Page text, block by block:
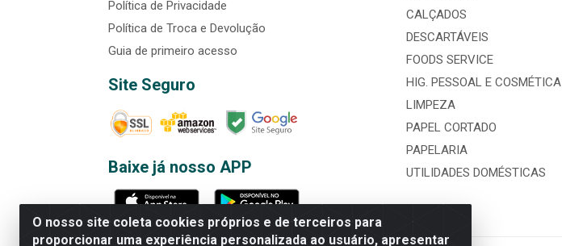
O nosso site coleta cookies próprios e de terceiros para
proporcionar uma experiência personalizada ao usuário, apresentar
Política de Privacidade
Política de Troca e Devolução
Guia de primeiro acesso
Site Seguro
Baixe já nosso APP
CALÇADOS
DESCARTÁVEIS
FOODS SERVICE
HIG. PESSOAL E COSMÉTICA
LIMPEZA
PAPEL CORTADO
PAPELARIA
UTILIDADES DOMÉSTICAS